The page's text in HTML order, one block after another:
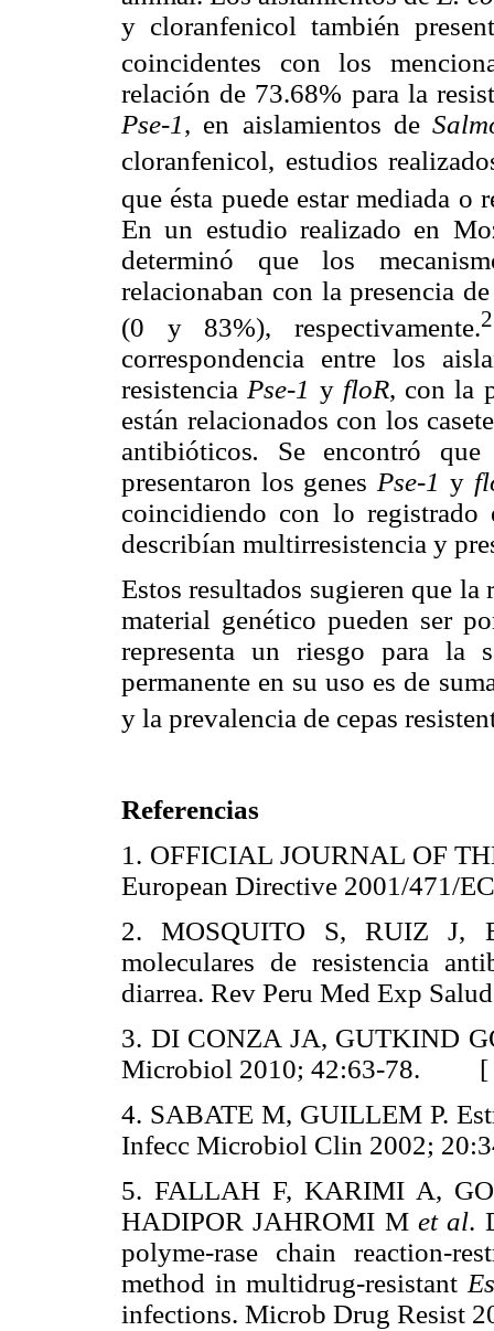
y cloranfenicol también
coincidentes con los
relación de 73.68% para la
Pse-1, en aislamientos de
cloranfenicol, estudios
que ésta puede estar mediada o
En un estudio realizado en
determinó que los
relacionaban con la presencia
(0 y 83%), respectivamente.
correspondencia entre los
resistencia Pse-1 y floR, con la
están relacionados con los
antibióticos. Se encontró
presentaron los genes Pse-1 y
coincidiendo con lo
describían multirresistencia y
Estos resultados sugieren que
material genético pueden ser
representa un riesgo para
permanente en su uso es de
y la prevalencia de cepas
Referencias
1. OFFICIAL JOURNAL OF
European Directive 2001/
2. MOSQUITO S, RUIZ J,
moleculares de resistencia
diarrea. Rev Peru Med Exp
3. DI CONZA JA, GUTKIND
Microbiol 2010; 42:63-78. [
4. SABATE M, GUILLEM P.
Infecc Microbiol Clin 2002;
5. FALLAH F, KARIMI A,
HADIPOR JAHROMI M et al.
polyme-rase chain reaction-
method in multidrug-resistant
infections. Microb Drug